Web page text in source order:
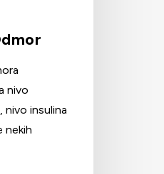
nivo
insulina
nekih